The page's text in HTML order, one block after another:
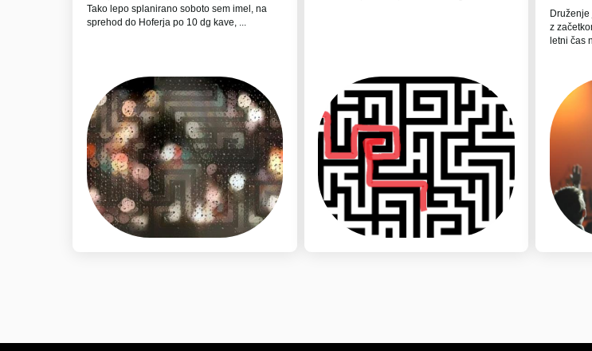
Tako lepo splanirano soboto sem imel, na
sprehod do Hoferja po 10 dg kave, ...
z
letni čas